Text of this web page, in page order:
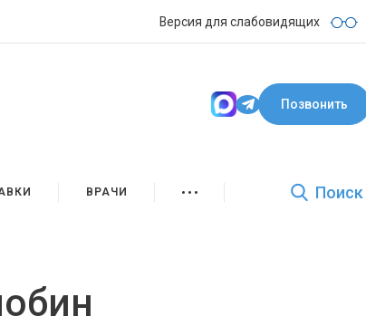
Версия для слабовидящих
Позвонить
ВРАЧИ Поиск